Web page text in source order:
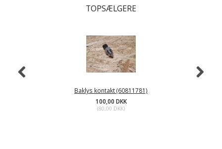
TOPSÆLGERE
Baklys kontakt (60811781)
100,00 DKK
(80,00 DKK)